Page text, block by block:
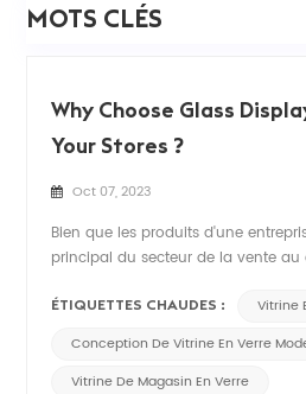
MOTS CLÉS
Why Choose Glass
Your Stores ?
Oct 07, 2023
Bien que les produits d'une
principal du secteur de la vente au
une expérience positive pour le
dans l'amélio...
ÉTIQUETTES CHAUDES :
Vitrine
Conception De Vitrine En Verre
Vitrine De Magasin En Verre